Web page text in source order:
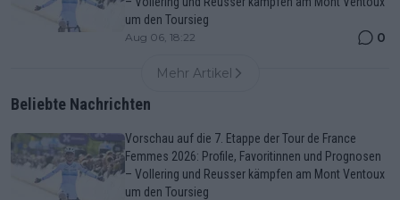
um den Toursieg
Aug 06, 18:22 0
Mehr Artikel
Beliebte Nachrichten
Vorschau auf die 7. Etappe der Tour de France
Femmes 2026: Profile, Favoritinnen und Prognosen
– Vollering und Reusser kämpfen am Mont Ventoux
um den Toursieg